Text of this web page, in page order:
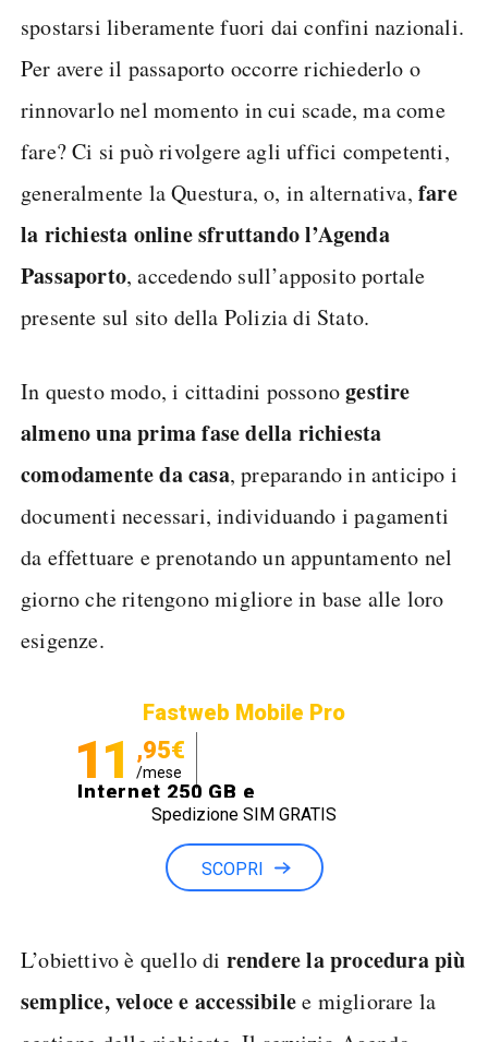
spostarsi liberamente fuori dai confini nazionali.
Per avere il passaporto occorre richiederlo o
rinnovarlo nel momento in cui scade, ma come
fare? Ci si può rivolgere agli uffici competenti,
generalmente la Questura, o, in alternativa,fare
la richiesta online sfruttando l’Agenda
Passaporto, accedendo sull’apposito portale
presente sul sito della Polizia di Stato.
In questo modo, i cittadini possonogestire
almeno una prima fase della richiesta
comodamente da casa, preparando in anticipo i
documenti necessari, individuando i pagamenti
da effettuare e prenotando un appuntamento nel
giorno che ritengono migliore in base alle loro
esigenze.
Fastweb Mobile Pro
11 ,95€
/mese
Internet 250 GB e
Minuti illimitati
Spedizione SIM GRATIS
SCOPRI
L’obiettivo è quello di rendere la procedura più
semplice, veloce e accessibilee migliorare la